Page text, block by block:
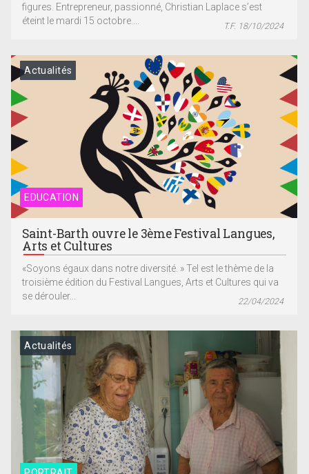
figures. Entrepreneur, passionné, Christian Laplace s’est
éteint le mardi 15 octobre....
T.F. 18/10/2024
EDUCATION
Actualités
Saint-Barth ouvre le 3ème Festival Langues,
Arts et Cultures
«Soyons égaux dans notre diversité. » Tel est le thème de la
troisième édition du Festival Langues, Arts et Cultures qui va
se dérouler...
22/04/2024
Actualités